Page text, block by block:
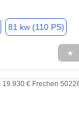
81 kw (110 PS)
★